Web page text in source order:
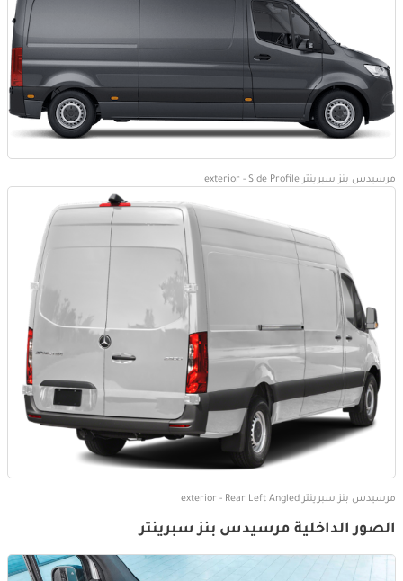
مرسيدس بنز سبرينتر exterior - Side Profile
مرسيدس بنز سبرينتر exterior - Rear Left Angled
الصور الداخلية مرسيدس بنز سبرينتر